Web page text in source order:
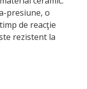
presiune, o
de reacţie
rezistent la